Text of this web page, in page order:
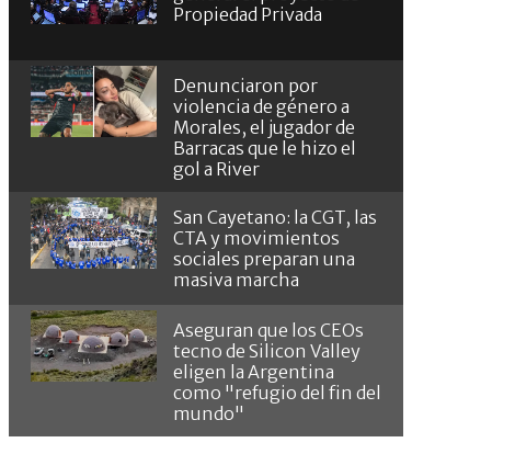
Propiedad Privada
Denunciaron por
violencia de género a
Morales, el jugador de
Barracas que le hizo el
gol a River
San Cayetano: la CGT, las
CTA y movimientos
sociales preparan una
masiva marcha
Aseguran que los CEOs
tecno de Silicon Valley
eligen la Argentina
como "refugio del fin del
mundo"